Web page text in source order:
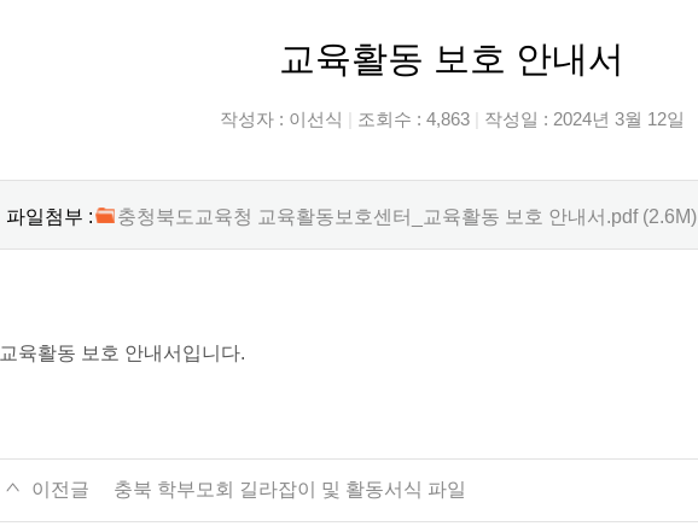
교육활동 보호 안내서
작성자 : 이선식 조회수 : 4,863 작성일 : 2024년 3월 12일
파일첨부 : 충청북도교육청 교육활동보호센터_교육활동 보호 안내서.pdf (2.6M)
교육활동 보호 안내서입니다.
이전글 충북 학부모회 길라잡이 및 활동서식 파일